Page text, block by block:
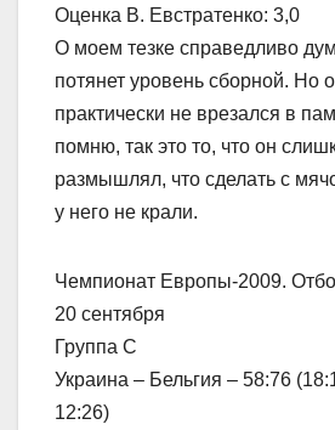
Оценка В. Евстратенко: 3,0
О моем тезке справедливо
потянет уровень сборной. Но
практически не врезался в
помню, так это то, что он
размышлял, что сделать с
у него не крали.
Чемпионат Европы-2009.
20 сентября
Группа С
Украина – Бельгия – 58:76
12:26)